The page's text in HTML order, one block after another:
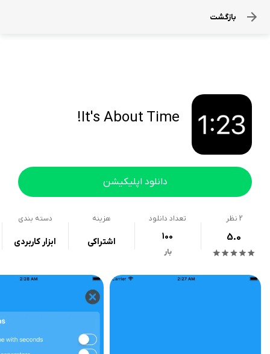
بازگشت
It's About Time!
دانلود اپلیکیشن
2 نظر
5.0
تعداد دانلود
100
بار
هزینه
اشتراکی
دسته بندی
ابزار کاربردی